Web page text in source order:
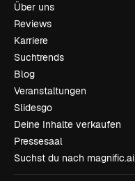
Über uns
Reviews
Karriere
Suchtrends
Blog
Veranstaltungen
Slidesgo
Deine Inhalte verkaufen
Pressesaal
Suchst du nach magnific.ai